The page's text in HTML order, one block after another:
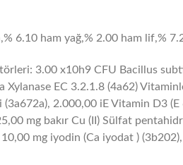
6.10 ham yağ,% 2.00 ham lif,%
3.00 x10h9 CFU Bacillus
EC 3.2.1.8 (4a62)
2.000,00 iEVitamin D3
mg bakır Cu (II) Sülfat
mg iyodin (Ca iyodat )